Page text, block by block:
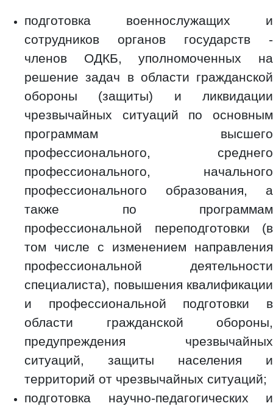
подготовка военнослужащих и
сотрудников органов государств -
членов ОДКБ, уполномоченных на
решение задач в области гражданской
обороны (защиты) и ликвидации
чрезвычайных ситуаций по основным
программам высшего
профессионального, среднего
профессионального, начального
профессионального образования, а
также по программам
профессиональной переподготовки (в
том числе с изменением направления
профессиональной деятельности
специалиста), повышения квалификации
и профессиональной подготовки в
области гражданской обороны,
предупреждения чрезвычайных
ситуаций, защиты населения и
территорий от чрезвычайных ситуаций;
подготовка научно-педагогических и